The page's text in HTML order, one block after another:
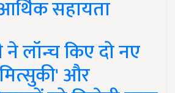
सहायता
लॉन्च किए दो नए
और